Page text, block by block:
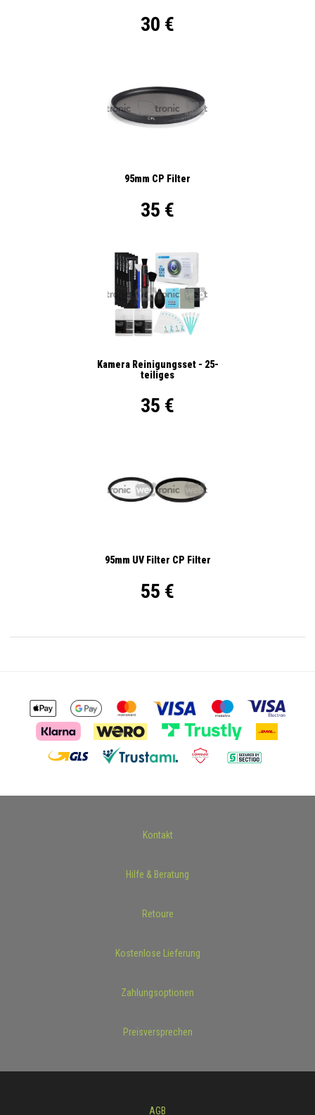
30 €
95mm CP Filter
35 €
Kamera Reinigungsset - 25-
teiliges
35 €
95mm UV Filter CP Filter
55 €
Kontakt
Hilfe & Beratung
Retoure
Kostenlose Lieferung
Zahlungsoptionen
Preisversprechen
AGB